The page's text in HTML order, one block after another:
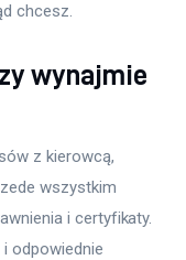
chcesz.
wynajmie
z kierowcą,
wszystkim
i certyfikaty.
odpowiednie